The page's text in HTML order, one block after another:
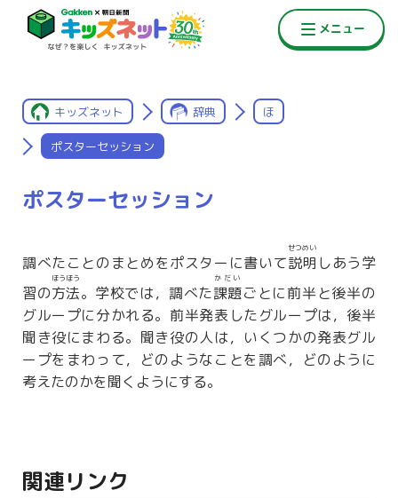
キッズネット 辞典 ほ
ポスターセッション
ポスターセッション
調べたことのまとめをポスターに書いて説明
せつめい
しあう学
習の方法
ほうほう
。学校では，調べた課題
かだい
ごとに前半と後半の
グループに分かれる。前半発表したグループは，後半
聞き役にまわる。聞き役の人は，いくつかの発表グル
ープをまわって，どのようなことを調べ，どのように
考えたのかを聞くようにする。
関連リンク